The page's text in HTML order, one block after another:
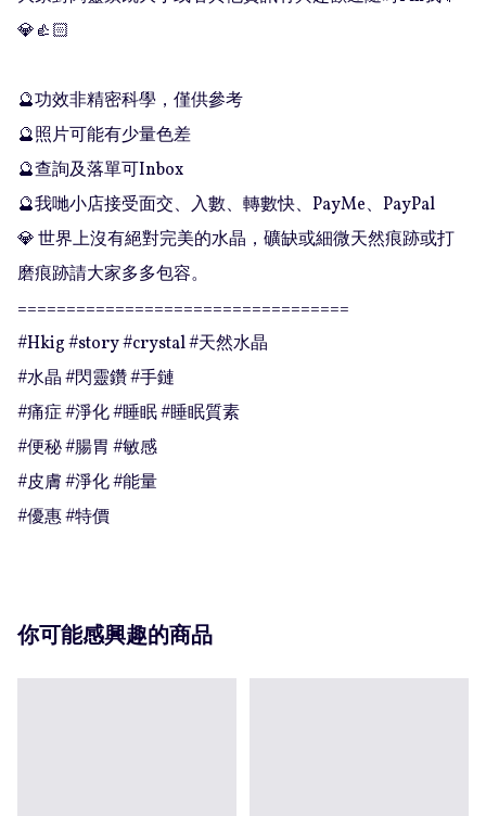
💎👍🏻
🔮功效非精密科學，僅供參考
🔮照片可能有少量色差
🔮查詢及落單可Inbox
🔮我哋小店接受面交、入數、轉數快、PayMe、PayPal
💎 世界上沒有絕對完美的水晶，礦缺或細微天然痕跡或打
磨痕跡請大家多多包容。
==================================
#Hkig #story #crystal #天然水晶
#水晶 #閃靈鑽 #手鏈
#痛症 #淨化 #睡眠 #睡眠質素
#便秘 #腸胃 #敏感
#皮膚 #淨化 #能量
#優惠 #特價
你可能感興趣的商品